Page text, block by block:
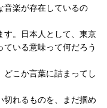
音楽が存在しているの
す。日本人として、東京
いる意味って何だろう
どこか言葉に詰まってし
切れるものを、まだ掴め